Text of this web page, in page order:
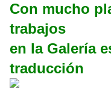
Con mucho
trabajos
en la Galería
traducción